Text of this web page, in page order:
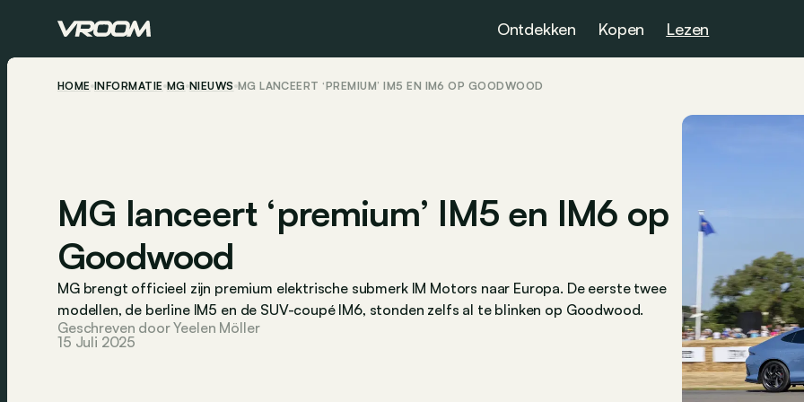
Ontdekken Kopen Lezen
HOME INFORMATIE MG NIEUWS MG LANCEERT ‘PREMIUM’ IM5 EN IM6 OP GOODWOOD
MG lanceert ‘premium’ IM5 en IM6 op
Goodwood
MG brengt officieel zijn premium elektrische submerk IM Motors naar Europa. De eerste twee
modellen, de berline IM5 en de SUV-coupé IM6, stonden zelfs al te blinken op Goodwood.
Geschreven door Yeelen Möller
15 Juli 2025